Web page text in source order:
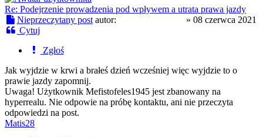
Re: Podejrzenie prowadzenia pod wpływem a utrata prawa jazdy
Nieprzeczytany post autor: » 08 czerwca 2021
Cytuj
Zgłoś
Jak wyjdzie w krwi a brałeś dzień wcześniej więc wyjdzie to o
prawie jazdy zapomnij.
Uwaga! Użytkownik Mefistofeles1945 jest zbanowany na
hyperrealu. Nie odpowie na próbę kontaktu, ani nie przeczyta
odpowiedzi na post.
Matis28